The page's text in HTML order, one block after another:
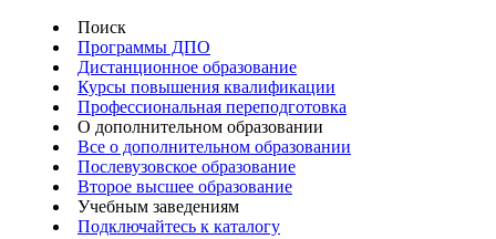
Поиск
Программы ДПО
Дистанционное образование
Курсы повышения квалификации
Профессиональная переподготовка
О дополнительном образовании
Все о дополнительном образовании
Послевузовское образование
Второе высшее образование
Учебным заведениям
Подключайтесь к каталогу